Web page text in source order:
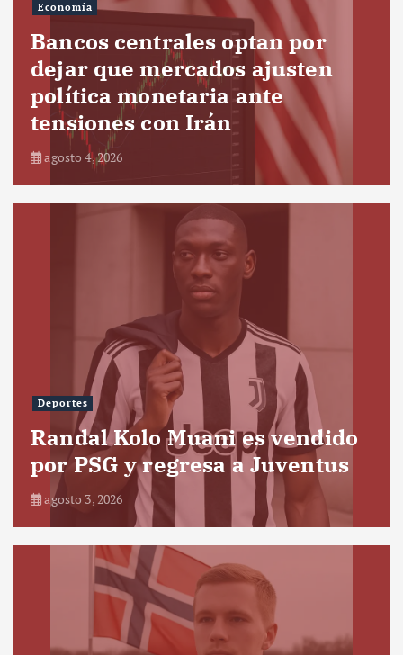
Economía
Bancos centrales optan por
dejar que mercados ajusten
política monetaria ante
tensiones con Irán
agosto 4, 2026
Deportes
Randal Kolo Muani es vendido
por PSG y regresa a Juventus
agosto 3, 2026